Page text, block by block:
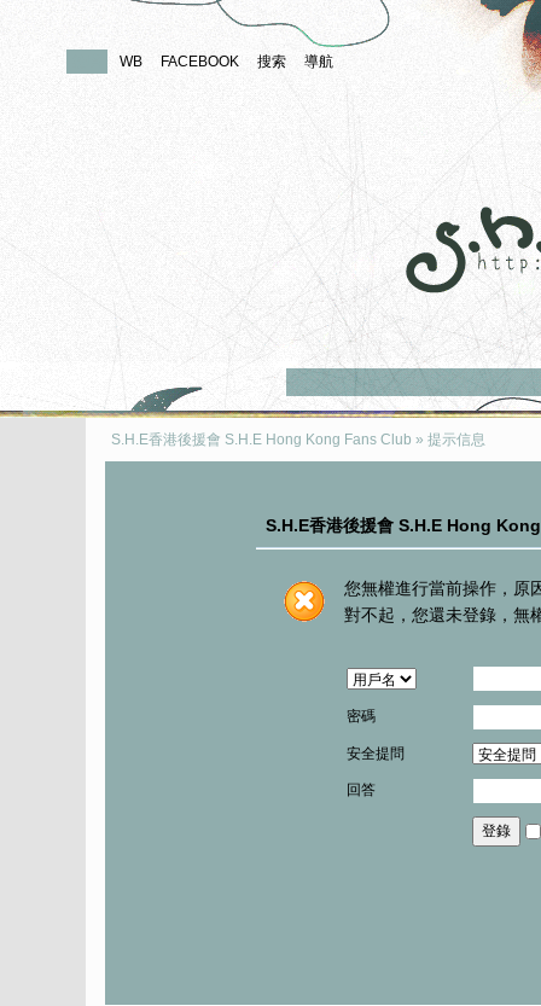
WB FACEBOOK 搜索 導航
S.H.E香港後援會 S.H.E Hong Kong Fans Club » 提示信息
S.H.E香港後援會 S.H.E Hong
您無權進行當前操作，原
對不起，您還未登錄，無
密碼
安全提問
回答
登錄